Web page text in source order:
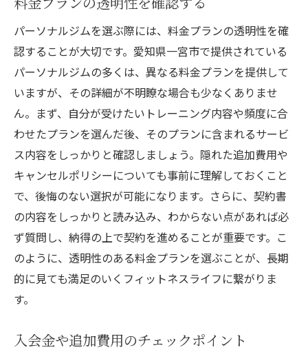
パーソナルジムを選ぶ際には、料金プランの透明性を確
認することが大切です。愛知県一宮市で提供されている
パーソナルジムの多くは、異なる料金プランを提供して
いますが、その詳細が不明瞭な場合も少なくありませ
ん。まず、自分が受けたいトレーニング内容や頻度に合
わせたプランを選んだ後、そのプランに含まれるサービ
ス内容をしっかりと確認しましょう。隠れた追加費用や
キャンセルポリシーについても事前に理解しておくこと
で、後悔のない選択が可能になります。さらに、契約書
の内容をしっかりと読み込み、わからない点があれば必
ず質問し、納得の上で契約を進めることが重要です。こ
のように、透明性のある料金プランを選ぶことが、長期
的に見ても満足のいくフィットネスライフに繋がりま
す。
入会金や追加費用のチェックポイント